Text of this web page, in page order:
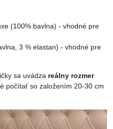
(100% bavlna) - vhodné pre
3 % elastan) - vhodné pre
sa uvádza reálny rozmer
počítať so založením 20-30 cm